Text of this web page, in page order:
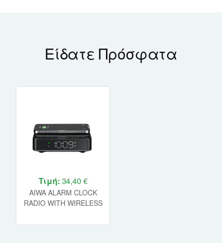
Είδατε Πρόσφατα
Τιμή: 34,40 €
AIWA ALARM CLOCK
RADIO WITH WIRELESS